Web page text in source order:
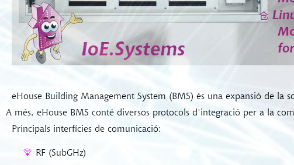
eHouse Building Management System (BMS) és una expansió de
A més, eHouse BMS conté diversos protocols d'integració per a la
Principals interfícies de comunicació:
RF (SubGHz)